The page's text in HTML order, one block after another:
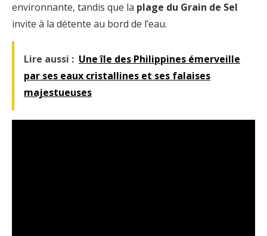
environnante, tandis que la plage du Grain de Sel
invite à la détente au bord de l’eau.
Lire aussi : Une île des Philippines émerveille
par ses eaux cristallines et ses falaises
majestueuses